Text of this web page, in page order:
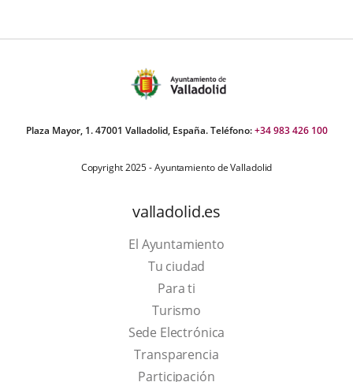
Plaza Mayor, 1. 47001 Valladolid, España. Teléfono:+34 983 426 100
Copyright 2025 - Ayuntamiento de Valladolid
valladolid.es
El Ayuntamiento
Tu ciudad
Para ti
TurismoThis
link
will
open
Sede Electrónica
Transparencia
Participación